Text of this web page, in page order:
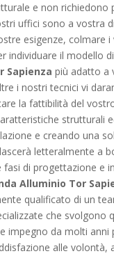
e non richiedono
uffici sono a vostra
esigenze, colmare i
individuare il modello di
Sapienza più adatto a
i nostri tecnici vi
la fattibilità del
strutturali
e creando una
letteralmente a
fasi di progettazione e
Alluminio Tor
qualificato di un
che svolgono
impegno da molti anni
alle volontà,